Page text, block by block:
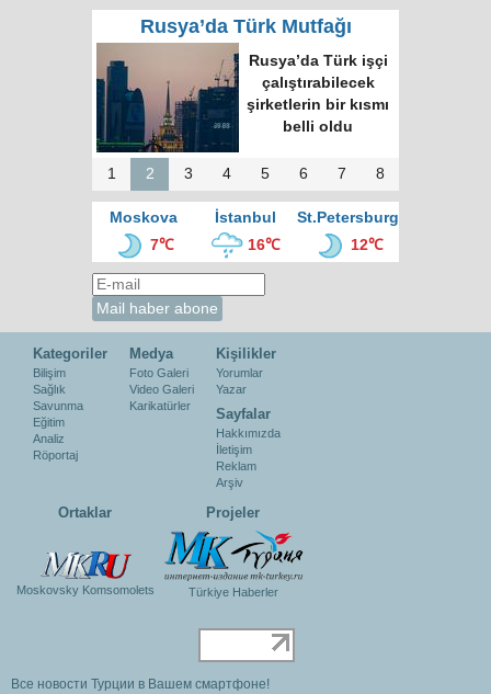
Rusya’da Türk Mutfağı
Rusya’da Türk işçi
çalıştırabilecek
şirketlerin bir kısmı
belli oldu
1 2 3 4 5 6 7 8
Moskova İstanbul
St.Petersburg
7℃
16℃ 12℃
Kategoriler
Bilişim
Sağlık
Savunma
Eğitim
Analiz
Röportaj
Medya
Foto Galeri
Video Galeri
Karikatürler
Kişilikler
Yorumlar
Yazar
Sayfalar
Hakkımızda
İletişim
Reklam
Arşiv
Ortaklar
Moskovsky Komsomolets
Projeler
Türkiye Haberler
Все новости Турции в Вашем смартфоне!